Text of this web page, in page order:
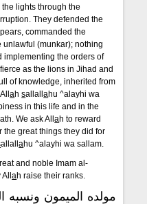
lights through the
They defended the
commanded the
(munkar); nothing
implementing the orders of
as the lions in Jihad and
of knowledge, inherited from
ahsallallahu ^alayhi wa
in this life and in the
We ask Allah to reward
the great things they did for
allallahu ^alayhi wa sallam.
and noble Imam al-
Allah raise their ranks.
مولده الميمون ونسبه